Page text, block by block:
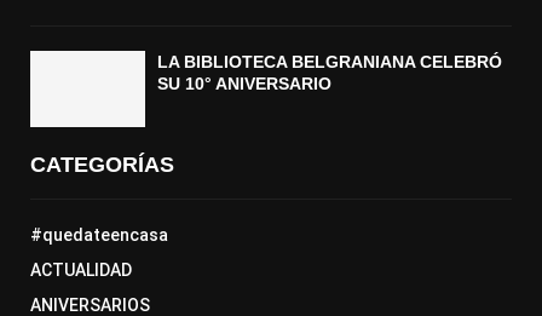
LA BIBLIOTECA BELGRANIANA CELEBRÓ
SU 10° ANIVERSARIO
CATEGORÍAS
#quedateencasa
ACTUALIDAD
ANIVERSARIOS